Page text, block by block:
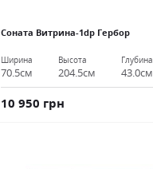
Соната Витрина-1dp Гербор
Ширина
70.5см
Высота
204.5см
Глубина
43.0см
10 950 грн